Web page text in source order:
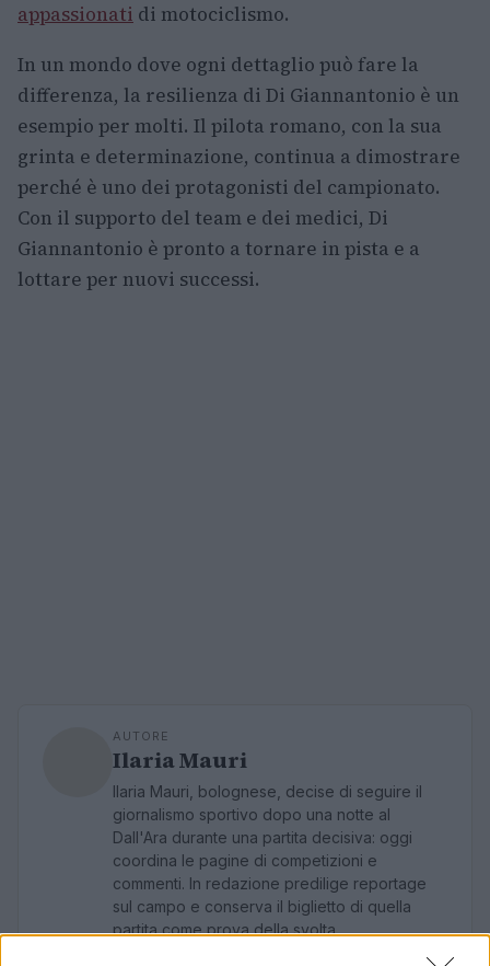
appassionati di motociclismo.
In un mondo dove ogni dettaglio può fare la
differenza, la resilienza di Di Giannantonio è un
esempio per molti. Il pilota romano, con la sua
grinta e determinazione, continua a dimostrare
perché è uno dei protagonisti del campionato.
Con il supporto del team e dei medici, Di
Giannantonio è pronto a tornare in pista e a
lottare per nuovi successi.
AUTORE
Ilaria Mauri
Ilaria Mauri, bolognese, decise di seguire il
giornalismo sportivo dopo una notte al
Dall'Ara durante una partita decisiva: oggi
coordina le pagine di competizioni e
commenti. In redazione predilige reportage
sul campo e conserva il biglietto di quella
partita come prova della svolta.